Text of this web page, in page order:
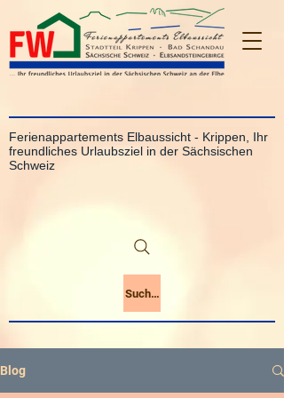
Ferienappartements Elbaussicht - Krippen, Ihr
freundliches Urlaubsziel in der Sächsischen
Schweiz
Suchen
Blog